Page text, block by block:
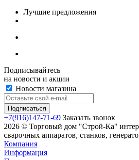
Лучшие предложения
Подписывайтесь
на новости и акции
Новости магазина
+7(916)147-71-69 Заказать звонок
2026 © Торговый дом "Строй-Ка"
сварочных аппаратов, станков,
Компания
Информация